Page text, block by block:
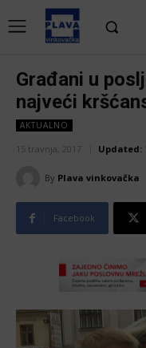
Građani u
najveći
AKTUALNO
15 travnja, 2017 Updated:
By Plava vinkovačka
Facebook